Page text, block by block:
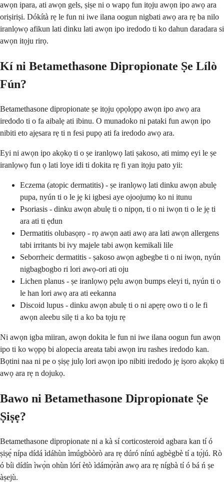
awọn ipara, ati awọn gels, ṣiṣe ni o wapọ fun itọju awọn ipo awọ ara
oriṣiriṣi. Dókítà rẹ le fun ni iwe ilana oogun nigbati awọ ara rẹ ba nilo
iranlọwọ afikun lati dinku lati awọn ipo iredodo ti ko dahun daradara si
awọn itọju rirọ.
Kí ni Betamethasone Dipropionate Ṣe Lílò
Fún?
Betamethasone dipropionate ṣe itọju ọpọlọpọ awọn ipo awọ ara
iredodo ti o fa aibalẹ ati ibinu. O munadoko ni pataki fun awọn ipo
nibiti eto ajẹsara rẹ ti n fesi pupọ ati fa iredodo awọ ara.
Eyi ni awọn ipo akọkọ ti o ṣe iranlọwọ lati ṣakoso, ati mimọ eyi le ṣe
iranlọwọ fun ọ lati loye idi ti dokita rẹ fi yan itọju pato yii:
Eczema (atopic dermatitis) - ṣe iranlọwọ lati dinku awọn abulẹ
pupa, nyún ti o le jẹ ki igbesi aye ojoojumọ ko ni itunu
Psoriasis - dinku awọn abulẹ ti o nipọn, ti o ni iwọn ti o le jẹ ti
ara ati ti ẹdun
Dermatitis olubasọrọ - rọ awọn aati awọ ara lati awọn allergens
tabi irritants bi ivy majele tabi awọn kemikali lile
Seborrheic dermatitis - ṣakoso awọn agbegbe ti o ni iwọn, nyún
nigbagbogbo ri lori awọ-ori ati oju
Lichen planus - ṣe iranlọwọ pẹlu awọn bumps eleyi ti, nyún ti o
le han lori awọ ara ati eekanna
Discoid lupus - dinku awọn abulẹ ti o ni apẹrẹ owo ti o le fi
awọn aleebu silẹ ti a ko ba tọju rẹ
Ni awọn igba miiran, awọn dokita le fun ni iwe ilana oogun fun awọn
ipo ti ko wọpọ bi alopecia areata tabi awọn iru rashes iredodo kan.
Bọtini naa ni pe o ṣiṣẹ julọ lori awọn ipo nibiti iredodo jẹ iṣoro akọkọ ti
awọ ara rẹ n dojukọ.
Bawo ni Betamethasone Dipropionate Ṣe
Ṣiṣẹ?
Betamethasone dipropionate ni a kà sí corticosteroid agbara kan tí ó
ṣiṣẹ́ nípa dídá ìdáhùn ìmúgbòòrò ara rẹ dúró nínú agbègbè tí a tọ́jú. Rò
ó bíi dídín ìwọ̀n ohùn lórí ètò ìdámọ̀ràn awọ ara rẹ nígbà tí ó bá ń ṣe
àṣejù.